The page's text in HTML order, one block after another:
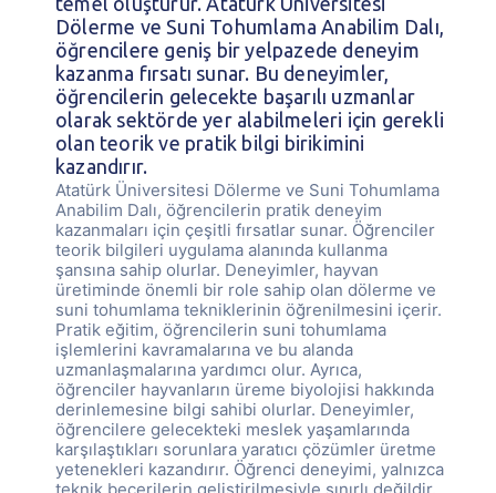
Dölerme ve Suni Tohumlama Anabilim Dalı,
öğrencilere geniş bir yelpazede deneyim
kazanma fırsatı sunar. Bu deneyimler,
öğrencilerin gelecekte başarılı uzmanlar
olarak sektörde yer alabilmeleri için gerekli
olan teorik ve pratik bilgi birikimini
kazandırır.
Atatürk Üniversitesi Dölerme ve Suni Tohumlama
Anabilim Dalı, öğrencilerin pratik deneyim
kazanmaları için çeşitli fırsatlar sunar. Öğrenciler
teorik bilgileri uygulama alanında kullanma
şansına sahip olurlar. Deneyimler, hayvan
üretiminde önemli bir role sahip olan dölerme ve
suni tohumlama tekniklerinin öğrenilmesini içerir.
Pratik eğitim, öğrencilerin suni tohumlama
işlemlerini kavramalarına ve bu alanda
uzmanlaşmalarına yardımcı olur. Ayrıca,
öğrenciler hayvanların üreme biyolojisi hakkında
derinlemesine bilgi sahibi olurlar. Deneyimler,
öğrencilere gelecekteki meslek yaşamlarında
karşılaştıkları sorunlara yaratıcı çözümler üretme
yetenekleri kazandırır. Öğrenci deneyimi, yalnızca